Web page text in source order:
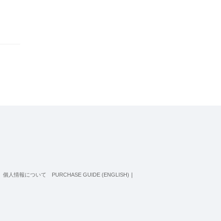
個人情報について PURCHASE GUIDE (ENGLISH) ｜